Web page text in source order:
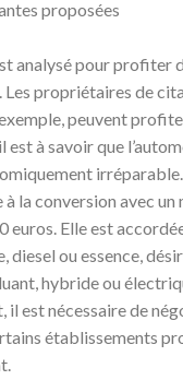
proposées
analysé pour profiter
Les propriétaires de
peuvent
est à savoir que
la conversion avec un
euros. Elle est
diesel ou essence,
hybride ou
il est nécessaire de
établissements